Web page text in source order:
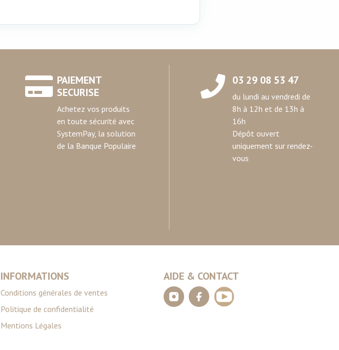
PAIEMENT
SECURISE
Achetez vos produits
en toute sécurité avec
SystemPay, la solution
de la Banque Populaire
03 29 08 53 47
du lundi au vendredi de
8h à 12h et de 13h à
16h
Dépôt ouvert
uniquement sur rendez-
vous
INFORMATIONS
Conditions générales de ventes
Politique de confidentialité
Mentions Légales
AIDE & CONTACT